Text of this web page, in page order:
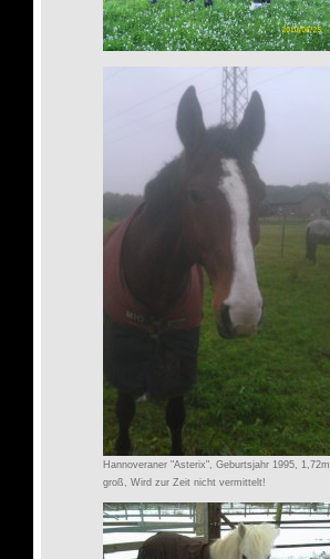
Hannoveraner "Asterix", Geburtsjahr 1995, 1,72m
groß, Wird zur Zeit nicht vermittelt!